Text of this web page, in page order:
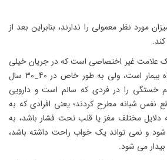
مورد نظر معمولی را ندارند، بنابراین بعد از
علامت غیر اختصاصی است که در جریان خیلی
از بیماری های داخلی همراه بیمار است، ولی به طور خاص در 40_30 سال
خستگی را در فردی که سالم است و دارویی
نفس شبانه مطرح کردند؛ یعنی افرادی که به
دلایل مختلف مغز یا قلب تحت فشار باشد، به
و نمی تواند یک خواب راحت داشته باشد،
بیدار می شود.